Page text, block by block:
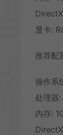
显卡:
推荐配
操作系
处理器
内存: